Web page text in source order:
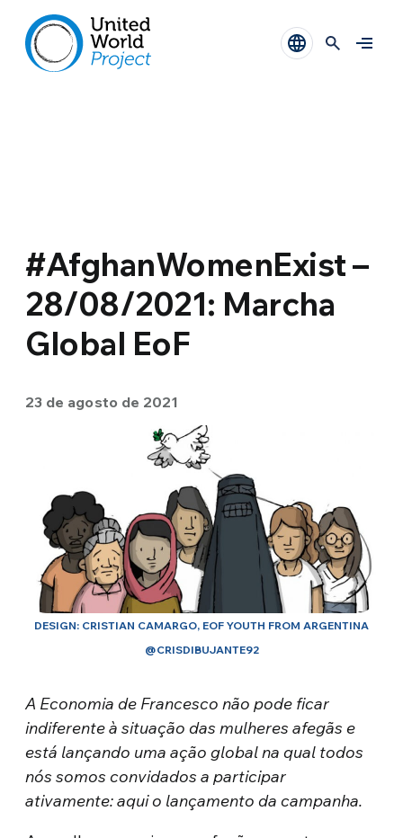
#AfghanWomenExist –
28/08/2021: Marcha
Global EoF
23 de agosto de 2021
DESIGN: CRISTIAN CAMARGO, EOF YOUTH FROM ARGENTINA
@CRISDIBUJANTE92
A Economia de Francesco não pode ficar
indiferente à situação das mulheres afegãs e
está lançando uma ação global na qual todos
nós somos convidados a participar
ativamente: aqui o lançamento da campanha.